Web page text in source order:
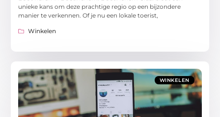
unieke kans om deze prachtige regio op een bijzondere
manier te verkennen. Of je nu een lokale toerist,
Winkelen
WINKELEN